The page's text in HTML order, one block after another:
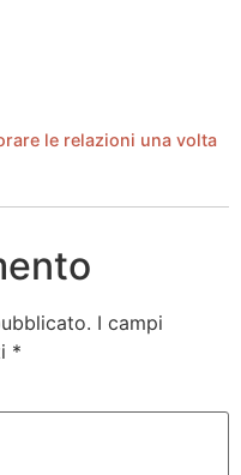
le relazioni una volta
I campi
*